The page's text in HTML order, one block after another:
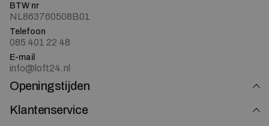
BTW nr
NL863760508B01
Telefoon
085 401 22 48
E-mail
info@loft24.nl
Openingstijden
Klantenservice